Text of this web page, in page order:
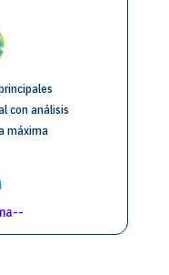
con análisis
máxima